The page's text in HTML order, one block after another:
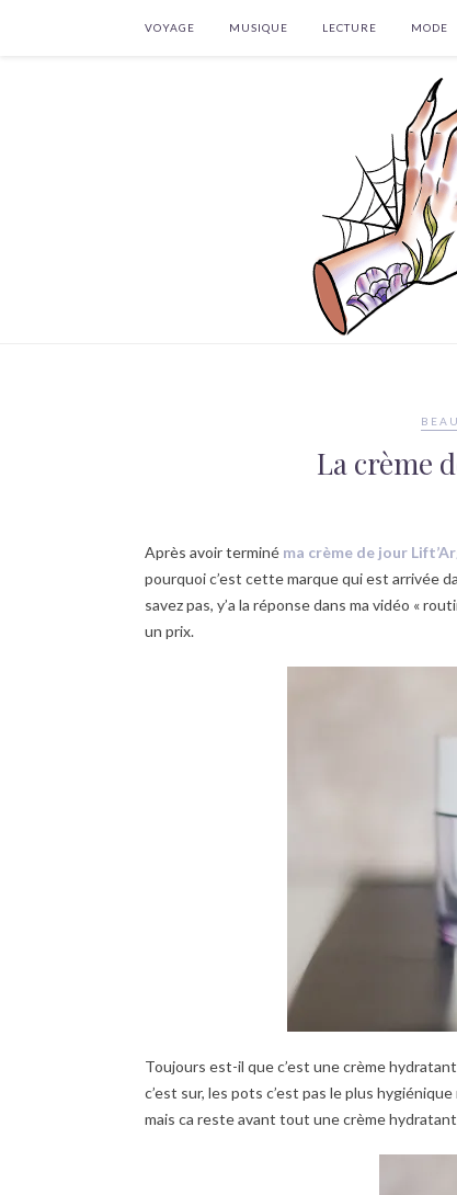
VOYAGE MUSIQUE LECTURE MODE
La crème
Après avoir terminé ma crème de jour
pourquoi c’est cette marque qui est arrivée
savez pas, y’a la réponse dans ma vidéo «
un prix.
Toujours est-il que c’est une crème
c’est sur, les pots c’est pas le plus
mais ca reste avant tout une crème